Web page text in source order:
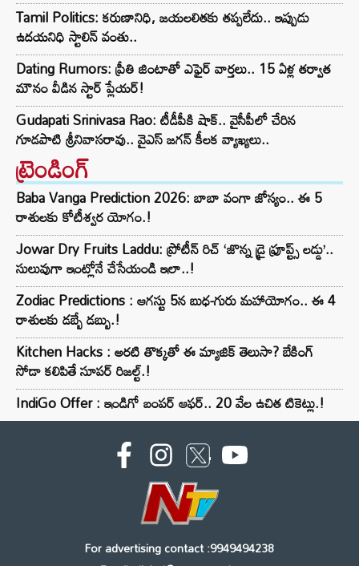
Tamil Politics: కరుణానిధి, జయలలితకు తప్పలేదు.. ఇప్పుడు
ఉదయనిధి స్టాలిన్ వంతు..
Dating Rumors: ప్రీతి జింటాతో ఎఫైర్ వార్తలు.. 15 ఏళ్ల తర్వాత
మౌనం వీడిన స్టార్ ప్లేయర్!
Gudapati Srinivasa Rao: టీడీపీకి షాక్‌.. వైసీపీలో చేరిన
గూడపాటి శ్రీనివాసరావు.. వైఎస్‌ జగన్‌ కీలక వ్యాఖ్యలు..
ట్రెండింగ్‌
Baba Vanga Prediction 2026: బాబా వంగా జోస్యం.. ఈ 5
రాశులకు కోటీశ్వర యోగం.!
Jowar Dry Fruits Laddu: ప్రోటీన్ రిచ్ ‘జొన్న డ్రై ఫ్రూప్ట్స్ లడ్డు’..
సులువుగా ఇంట్లోనే చేసేయండి ఇలా..!
Zodiac Predictions : ఆగస్టు 5న బుధ-గురు మహాయోగం.. ఈ 4
రాశులకు డబ్బే డబ్బు.!
Kitchen Hacks : అరటి తొక్కతో ఈ మ్యాజిక్ తెలుసా? బేకింగ్
సోడా కలిపితే సూపర్ రిజల్ట్.!
IndiGo Offer : ఇండిగో బంపర్ ఆఫర్.. 20 వేల ఉచిత టికెట్లు.!
For advertising contact :9949494238